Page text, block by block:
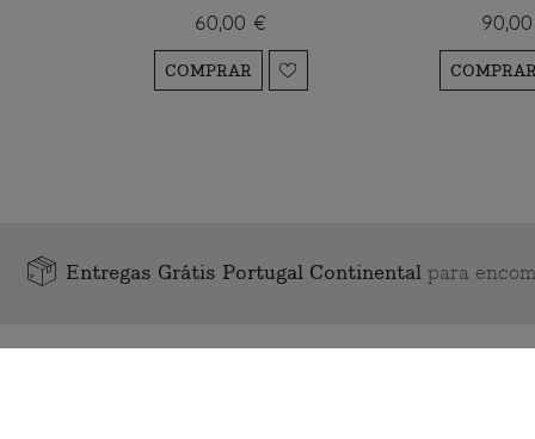
60,00 €
COMPRAR
Entregas Grátis Portugal Continental para